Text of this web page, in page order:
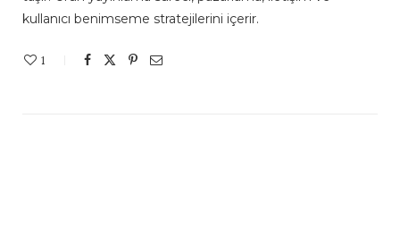
kullanıcı benimseme stratejilerini içerir.
1